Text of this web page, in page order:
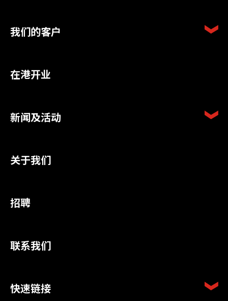
我们的客户
在港开业
新闻及活动
关于我们
招聘
联系我们
快速链接